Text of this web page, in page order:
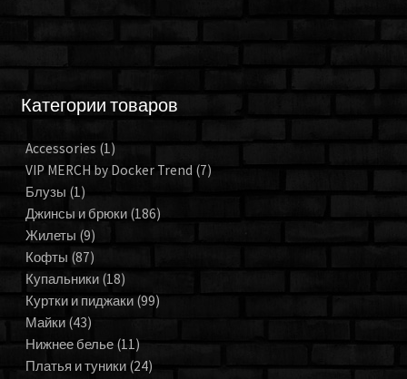
Категории товаров
Accessories (1)
VIP MERCH by Docker Trend (7)
Блузы (1)
Джинсы и брюки (186)
Жилеты (9)
Кофты (87)
Купальники (18)
Куртки и пиджаки (99)
Майки (43)
Нижнее белье (11)
Платья и туники (24)